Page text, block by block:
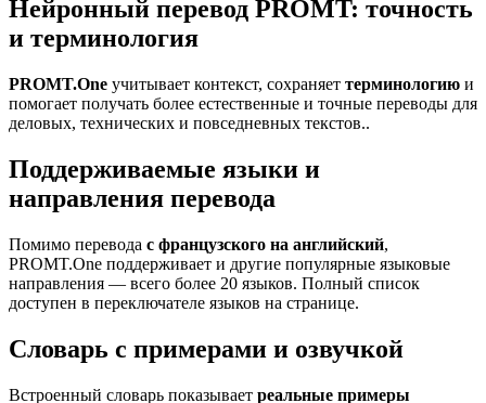
Нейронный перевод PROMT: точность
и терминология
PROMT.One учитывает контекст, сохраняет терминологию и
помогает получать более естественные и точные переводы для
деловых, технических и повседневных текстов..
Поддерживаемые языки и
направления перевода
Помимо перевода с французского на английский,
PROMT.One поддерживает и другие популярные языковые
направления — всего более 20 языков. Полный список
доступен в переключателе языков на странице.
Словарь с примерами и озвучкой
Встроенный словарь показывает реальные примеры